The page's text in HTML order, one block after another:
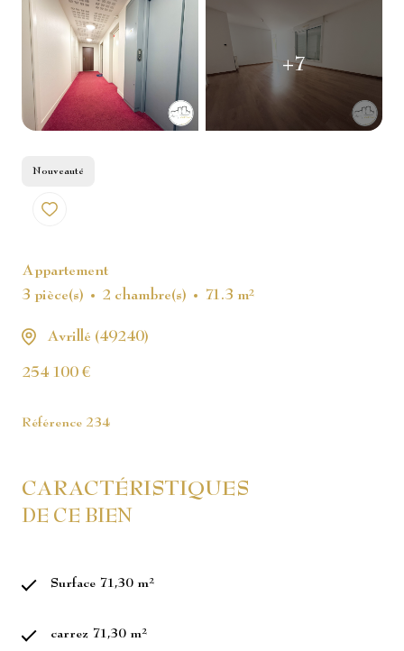
+7
Nouveauté
Appartement
3 pièce(s)
2 chambre(s) 71.3 m²
Avrillé (49240)
254 100 €
Référence 234
CARACTÉRISTIQUES
DE CE BIEN
Surface 71,30 m²
carrez 71,30 m²